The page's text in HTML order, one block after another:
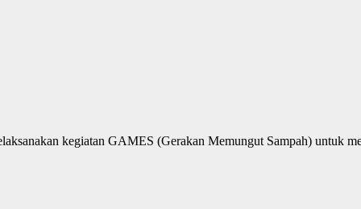
kegiatan GAMES (Gerakan Memungut Sampah) untuk